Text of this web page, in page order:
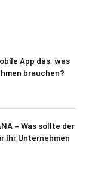
App das, was
brauchen?
– Was sollte der
Ihr Unternehmen